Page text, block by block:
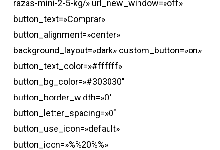
razas-mini-2-5-kg/» url_new_window=»off»
button_text=»Comprar»
button_alignment=»center»
background_layout=»dark» custom_button=»on»
button_text_color=»#ffffff»
button_bg_color=»#303030″
button_border_width=»0″
button_letter_spacing=»0″
button_use_icon=»default»
button_icon=»%%20%%»